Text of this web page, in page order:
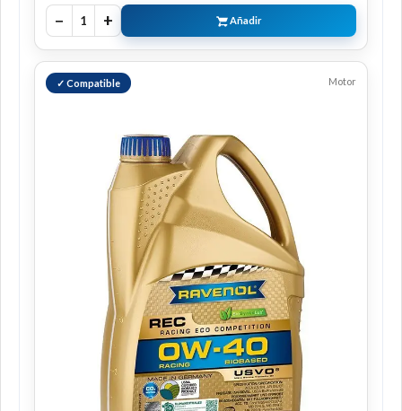
− 1 + Añadir
✓ Compatible Motor